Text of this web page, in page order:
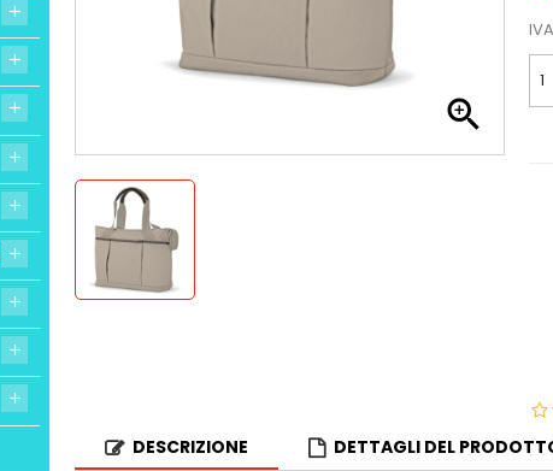










DESCRIZIONE DETTAGLI DEL